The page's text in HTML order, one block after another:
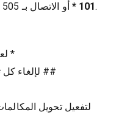
101 *أو الاتصال بـ 505 وسيعطيك الخادم الصوتي رقم هاتفك.
لعرض رصيد موبيليس اطلب # 222 *
لإلغاء كل تحويل المكالمات ، اطلب ## 002 ##